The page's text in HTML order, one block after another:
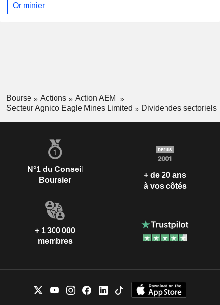
Or minier
Bourse Actions
Action AEM
Secteur Agnico Eagle Mines Limited
Dividendes sectoriels
N°1 du Conseil
Boursier
+ de 20 ans
à vos côtés
+ 1 300 000
membres